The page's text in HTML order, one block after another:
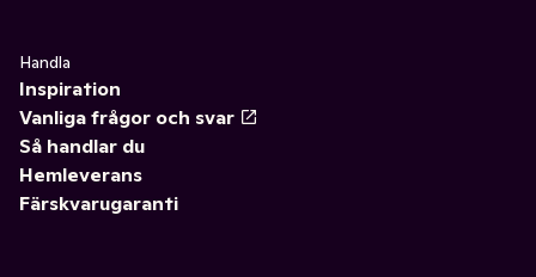
Handla
Inspiration
Vanliga frågor och svar
Så handlar du
Hemleverans
Färskvarugaranti